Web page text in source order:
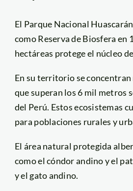
El Parque Nacional
como Reserva de Biosfera
hectáreas protege el núcleo
En su territorio se concentran
que superan los 6 mil metros
del Perú. Estos ecosistemas
para poblaciones rurales y
El área natural protegida
como el cóndor andino y el
y el gato andino.